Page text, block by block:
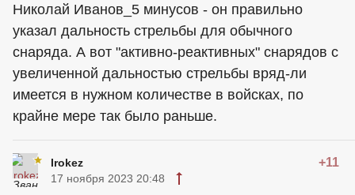
Николай Иванов_5 минусов - он правильно
указал дальность стрельбы для обычного
снаряда. А вот "активно-реактивных" снарядов с
увеличенной дальностью стрельбы вряд-ли
имеется в нужном количестве в войсках, по
крайне мере так было раньше.
Irokez +11
17 ноября 2023 20:48